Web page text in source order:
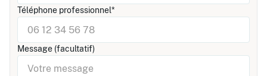
Téléphone professionnel*
Message (facultatif)